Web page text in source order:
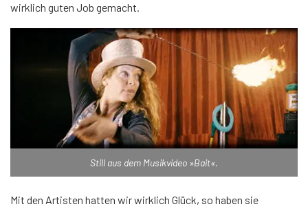
wirklich guten Job gemacht.
Still aus dem Musikvideo »Bait«.
Mit den Artisten hatten wir wirklich Glück, so haben sie